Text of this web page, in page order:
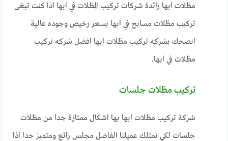
مظلات ابها رائدة شركات تركيب المظلات في ابها اذا كنت تبغى
تركيب مظلات مسابح في ابها بسعر رخيص وجوده عالية
انصحك بشركه تركيب مظلات ابها افضل شركه تركيب
مظلات في ابها.
تركيب مظلات جلسات
شركة تركيب مظلات ابها بها اشكال ممتازة جدا من مظلات
جلسات لكي تمتلك عميلنا الفاضل مجلس رائع ومتميز جدا اذا